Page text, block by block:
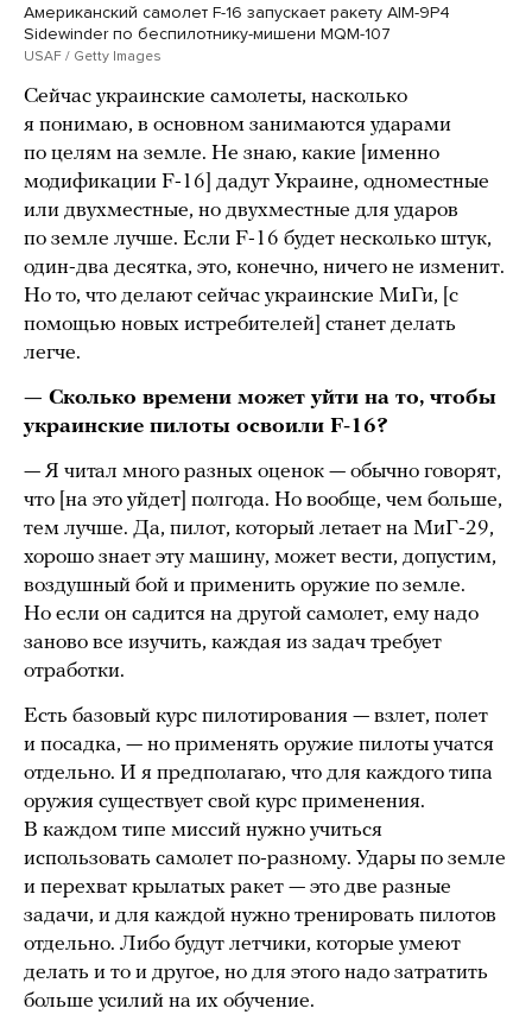
Американский самолет F-16 запускает ракету AIM-9P4
Sidewinder по беспилотнику-мишени MQM-107
USAF / Getty Images
Сейчас украинские самолеты, насколько
я понимаю, в основном занимаются ударами
по целям на земле. Не знаю, какие [именно
модификации F-16] дадут Украине, одноместные
или двухместные, но двухместные для ударов
по земле лучше. Если F-16 будет несколько штук,
один-два десятка, это, конечно, ничего не изменит.
Но то, что делают сейчас украинские МиГи, [с
помощью новых истребителей] станет делать
легче.
— Сколько времени может уйти на то, чтобы
украинские пилоты освоили F-16?
— Я читал много разных оценок — обычно говорят,
что [на это уйдет] полгода. Но вообще, чем больше,
тем лучше. Да, пилот, который летает на МиГ-29,
хорошо знает эту машину, может вести, допустим,
воздушный бой и применить оружие по земле.
Но если он садится на другой самолет, ему надо
заново все изучить, каждая из задач требует
отработки.
Есть базовый курс пилотирования — взлет, полет
и посадка, — но применять оружие пилоты учатся
отдельно. И я предполагаю, что для каждого типа
оружия существует свой курс применения.
В каждом типе миссий нужно учиться
использовать самолет по-разному. Удары по земле
и перехват крылатых ракет — это две разные
задачи, и для каждой нужно тренировать пилотов
отдельно. Либо будут летчики, которые умеют
делать и то и другое, но для этого надо затратить
больше усилий на их обучение.